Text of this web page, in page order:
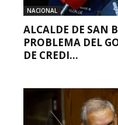
NACIONAL
ALCALDE DE SAN
PROBLEMA DEL
DE CREDI...